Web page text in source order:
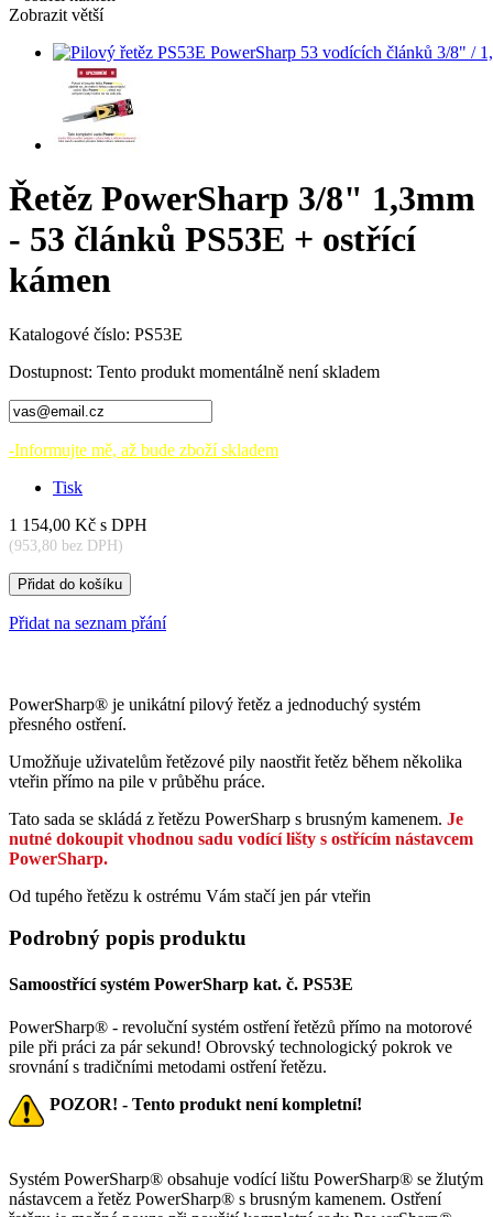
Zobrazit větší
Řetěz PowerSharp 3/8" 1,3mm
- 53 článků PS53E + ostřící
kámen
Katalogové číslo: PS53E
Dostupnost: Tento produkt momentálně není skladem
-Informujte mě, až bude zboží skladem
Tisk
1 154,00 Kč s DPH
(953,80 bez DPH)
Přidat do košíku
Přidat na seznam přání
PowerSharp® je unikátní pilový řetěz a jednoduchý systém
přesného ostření.
Umožňuje uživatelům řetězové pily naostřit řetěz během několika
vteřin přímo na pile v průběhu práce.
Tato sada se skládá z řetězu PowerSharp s brusným kamenem. Je
nutné dokoupit vhodnou sadu vodící lišty s ostřícím nástavcem
PowerSharp.
Od tupého řetězu k ostrému Vám stačí jen pár vteřin
Podrobný popis produktu
Samoostřící systém PowerSharp kat. č. PS53E
PowerSharp® - revoluční systém ostření řetězů přímo na motorové
pile při práci za pár sekund! Obrovský technologický pokrok ve
srovnání s tradičními metodami ostření řetězu.
POZOR! - Tento produkt není kompletní!
Systém PowerSharp® obsahuje vodící lištu PowerSharp® se žlutým
nástavcem a řetěz PowerSharp® s brusným kamenem. Ostření